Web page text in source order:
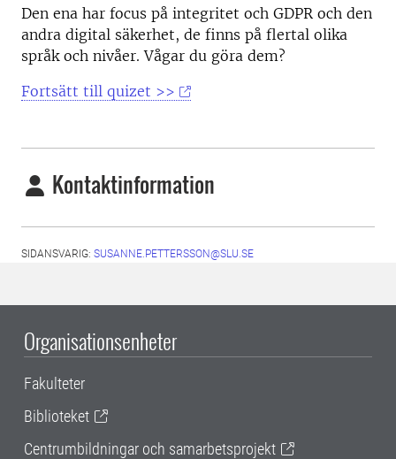
Den ena har focus på integritet och GDPR och den
andra digital säkerhet, de finns på flertal olika
språk och nivåer. Vågar du göra dem?
Fortsätt till quizet >>
Kontaktinformation
SIDANSVARIG: SUSANNE.PETTERSSON@SLU.SE
Organisationsenheter
Fakulteter
Biblioteket
Centrumbildningar och samarbetsprojekt